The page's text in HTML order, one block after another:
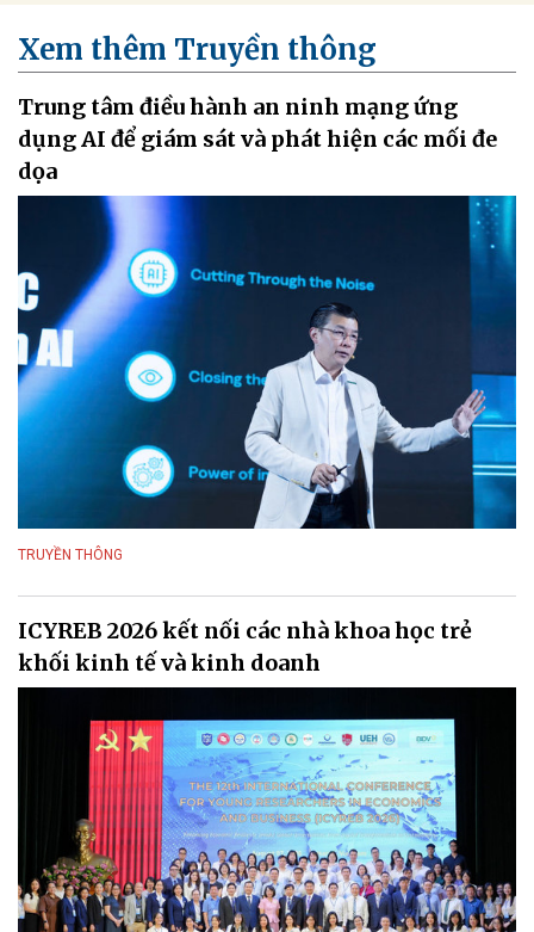
Xem thêm Truyền thông
Trung tâm điều hành an ninh mạng ứng
dụng AI để giám sát và phát hiện các mối đe
dọa
TRUYỀN THÔNG
ICYREB 2026 kết nối các nhà khoa học trẻ
khối kinh tế và kinh doanh